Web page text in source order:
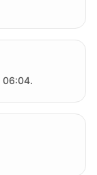
06:04.